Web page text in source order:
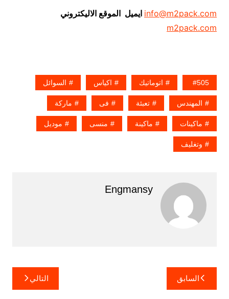
info@m2pack.com ايميل الموقع الاليكتروني
m2pack.com
505 اتوماتيك اكياس السوائل
المهندس تعبئة فى ماركة
ماكينات ماكينة منسى موديل
وتغليف
Engmansy
تصفّح
المقالات
السابق التالي